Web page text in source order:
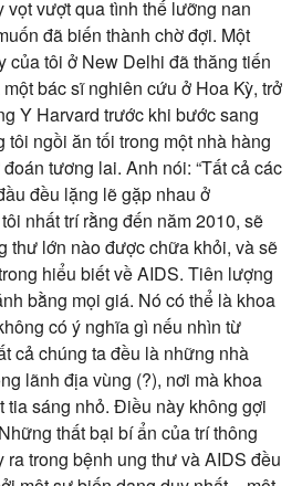
vọt vượt qua tình thế lưỡng nan
đã biến thành chờ đợi. Một
của tôi ở New Delhi đã thăng tiến
bác sĩ nghiên cứu ở Hoa Kỳ, trở
Y Harvard trước khi bước sang
tôi ngồi ăn tối trong một nhà hàng
tương lai. Anh nói: “Tất cả các
đều lặng lẽ gặp nhau ở
nhất trí rằng đến năm 2010, sẽ
thư lớn nào được chữa khỏi, và sẽ
hiểu biết về AIDS. Tiên lượng
bằng mọi giá. Nó có thể là khoa
có ý nghĩa gì nếu nhìn từ
cả chúng ta đều là những nhà
lãnh địa vùng (?), nơi mà khoa
tia sáng nhỏ. Điều này không gợi
thất bại bí ẩn của trí thông
ra trong bệnh ung thư và AIDS đều